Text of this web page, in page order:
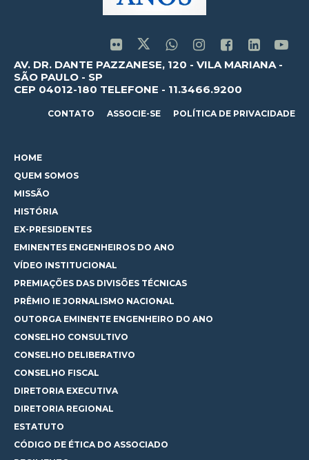
AV. DR. DANTE PAZZANESE, 120 - VILA MARIANA -
SÃO PAULO - SP
CEP 04012-180 TELEFONE - 11.3466.9200
CONTATO ASSOCIE-SE POLÍTICA DE PRIVACIDADE
HOME
QUEM SOMOS
MISSÃO
HISTÓRIA
EX-PRESIDENTES
EMINENTES ENGENHEIROS DO ANO
VÍDEO INSTITUCIONAL
PREMIAÇÕES DAS DIVISÕES TÉCNICAS
PRÊMIO IE JORNALISMO NACIONAL
OUTORGA EMINENTE ENGENHEIRO DO ANO
CONSELHO CONSULTIVO
CONSELHO DELIBERATIVO
CONSELHO FISCAL
DIRETORIA EXECUTIVA
DIRETORIA REGIONAL
ESTATUTO
CÓDIGO DE ÉTICA DO ASSOCIADO